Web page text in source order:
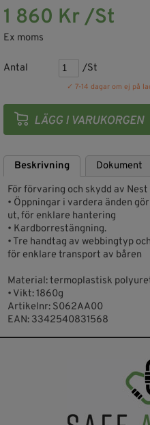
1 860 Kr /St
Ex moms
Antal /St
✓ 7-14 dagar om ej på
Beskrivning
Dokument
För förvaring och skydd av
• Öppningar i vardera änden
ut, för enklare hantering
• Kardborrestängning.
• Tre handtag av webbingtyp
för enklare transport av båren
Material: termoplastisk
• Vikt: 1860g
Artikelnr: S062AA00
EAN: 3342540831568